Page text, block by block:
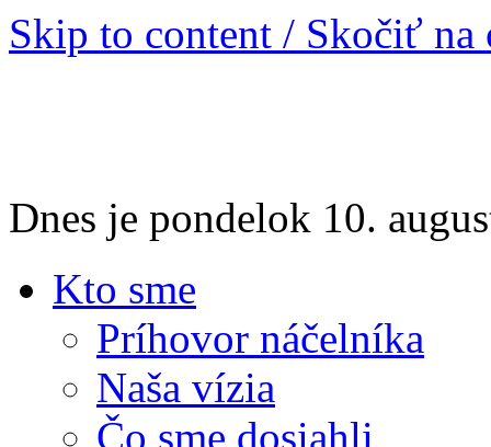
Skip to content / Skočiť na
Dnes je pondelok 10.
Kto sme
Príhovor náčelníka
Naša vízia
Čo sme dosiahli